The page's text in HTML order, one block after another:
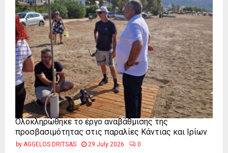
Ολοκληρώθηκε το έργο αναβάθμισης της
προσβασιμότητας στις παραλίες Κάντιας και Ιρίων
by AGGELOS DRITSAS 29 July 2026 0